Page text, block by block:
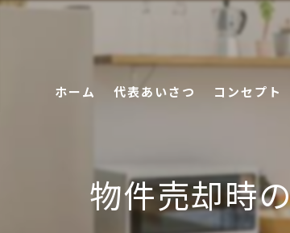
ホーム 代表あいさつ コンセプト
物件売却時